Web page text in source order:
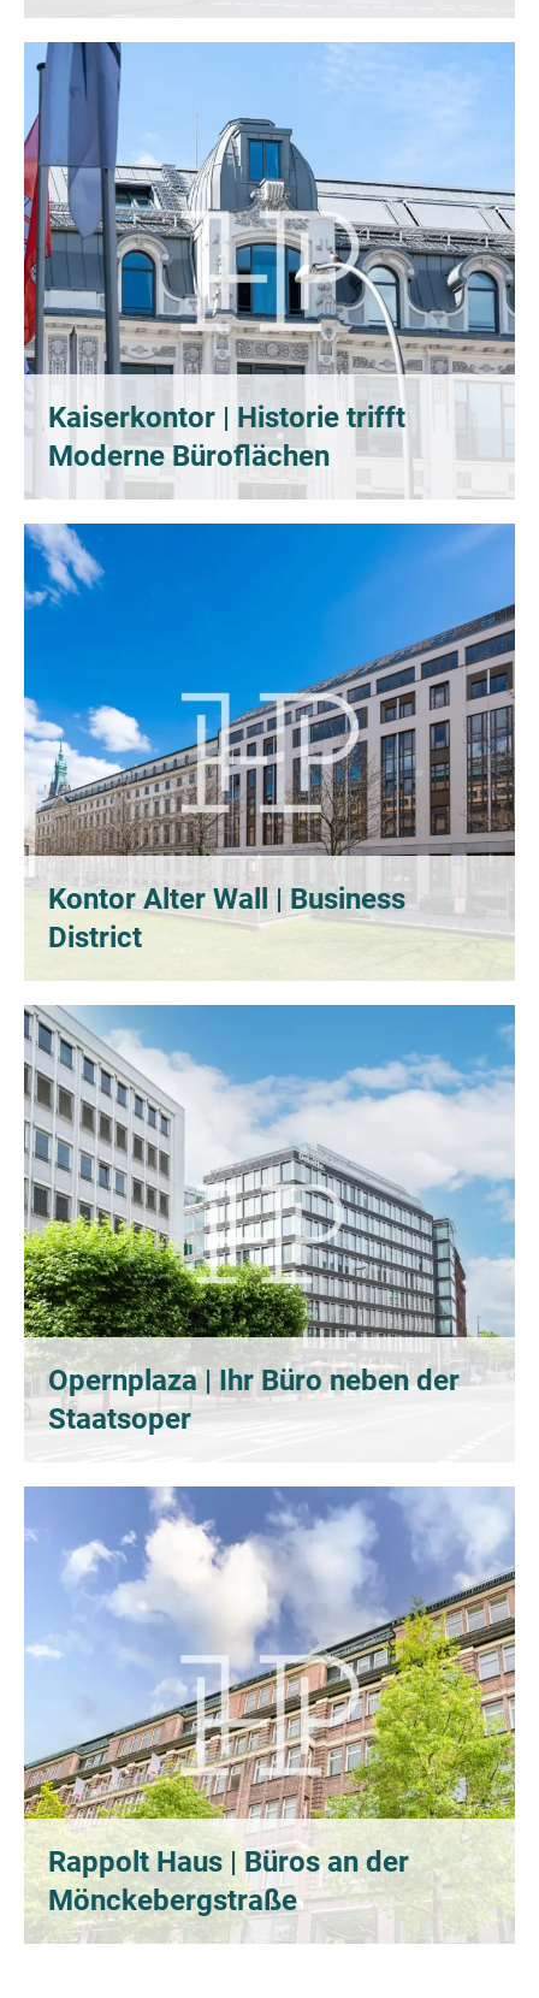
Kaiserkontor | Historie trifft
Moderne Büroflächen
Kontor Alter Wall | Business
District
Opernplaza | Ihr Büro neben der
Staatsoper
Rappolt Haus | Büros an der
Mönckebergstraße